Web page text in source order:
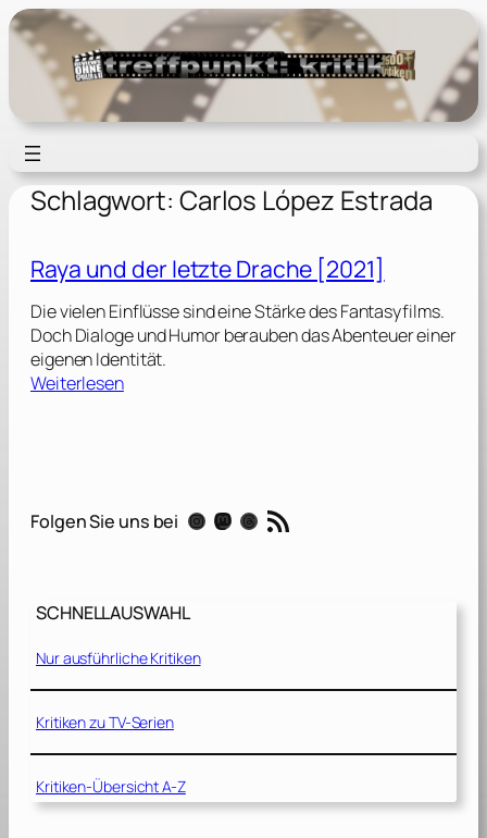
Zum
Inhalt
springen
Schlagwort: Carlos López Estrada
Raya und der letzte Drache [2021]
Die vielen Einflüsse sind eine Stärke des Fantasyfilms.
Doch Dialoge und Humor berauben das Abenteuer einer
eigenen Identität.
Weiterlesen:
n
r
e
t
z
D
r
Folgen Sie uns bei Instagram Mastodon Threads RSS-Feed
SCHNELLAUSWAHL
Nur ausführliche Kritiken
Kritiken zu TV-Serien
Kritiken-Übersicht A-Z